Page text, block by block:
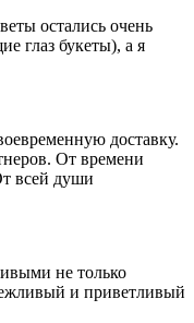
остались очень
глаз букеты), а я
доставку.
От времени
всей души
не только
и приветливый